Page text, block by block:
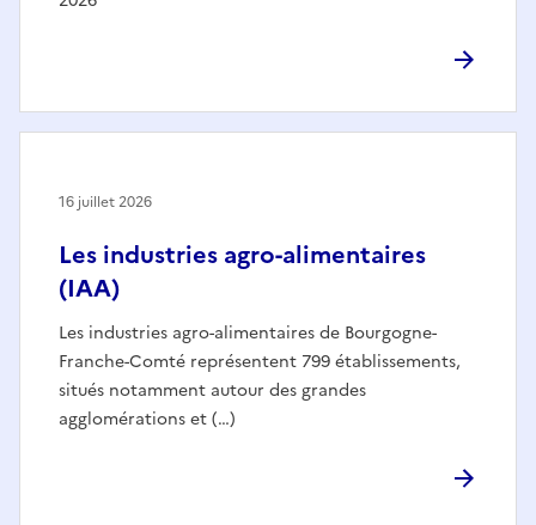
Les industries agro-alimentaires
(IAA)
Les industries agro-alimentaires de Bourgogne-
Franche-Comté représentent 799 établissements,
situés notamment autour des grandes
agglomérations et (…)
16 juillet 2026